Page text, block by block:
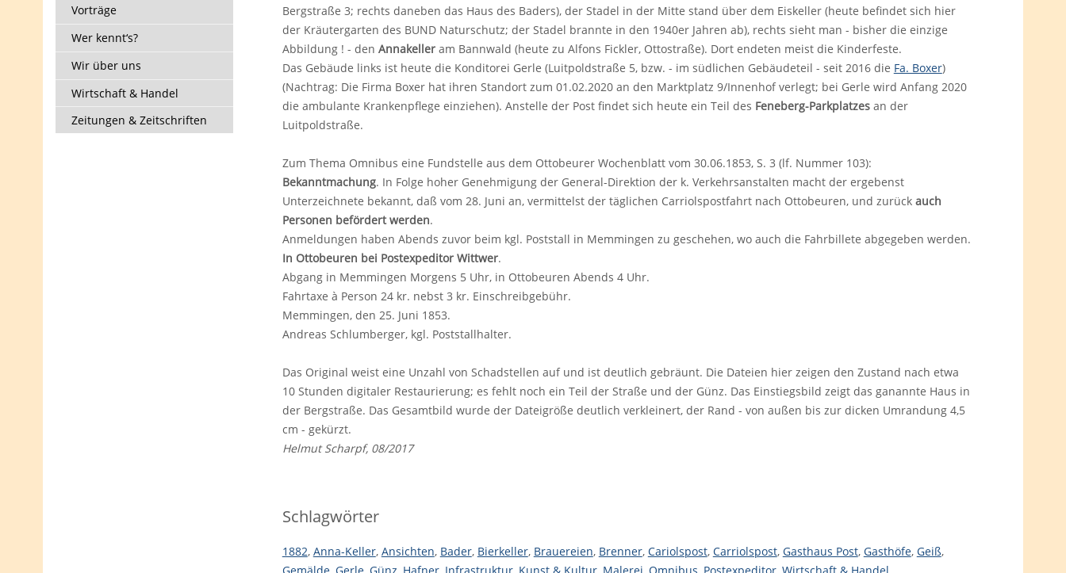
Vorträge
Wer kennt‘s?
Wir über uns
Wirtschaft & Handel
Zeitungen & Zeitschriften
Bergstraße 3; rechts daneben das Haus des Baders), der Stadel in der Mitte stand über dem Eiskeller (heute befindet sich hier
der Kräutergarten des BUND Naturschutz; der Stadel brannte in den 1940er Jahren ab), rechts sieht man - bisher die einzige
Abbildung ! - den Annakelleram Bannwald (heute zu Alfons Fickler, Ottostraße). Dort endeten meist die Kinderfeste.
Das Gebäude links ist heute die Konditorei Gerle (Luitpoldstraße 5, bzw. - im südlichen Gebäudeteil - seit 2016 die Fa. Boxer)
(Nachtrag: Die Firma Boxer hat ihren Standort zum 01.02.2020 an den Marktplatz 9/Innenhof verlegt; bei Gerle wird Anfang 2020
die ambulante Krankenpflege einziehen). Anstelle der Post findet sich heute ein Teil des Feneberg-Parkplatzesan der
Luitpoldstraße.
Zum Thema Omnibus eine Fundstelle aus dem Ottobeurer Wochenblatt vom 30.06.1853, S. 3 (lf. Nummer 103):
Bekanntmachung. In Folge hoher Genehmigung der General-Direktion der k. Verkehrsanstalten macht der ergebenst
Unterzeichnete bekannt, daß vom 28. Juni an, vermittelst der täglichen Carriolspostfahrt nach Ottobeuren, und zurück auch
Personen befördert werden.
Anmeldungen haben Abends zuvor beim kgl. Poststall in Memmingen zu geschehen, wo auch die Fahrbillete abgegeben werden.
In Ottobeuren bei Postexpeditor Wittwer.
Abgang in Memmingen Morgens 5 Uhr, in Ottobeuren Abends 4 Uhr.
Fahrtaxe à Person 24 kr. nebst 3 kr. Einschreibgebühr.
Memmingen, den 25. Juni 1853.
Andreas Schlumberger, kgl. Poststallhalter.
Das Original weist eine Unzahl von Schadstellen auf und ist deutlich gebräunt. Die Dateien hier zeigen den Zustand nach etwa
10 Stunden digitaler Restaurierung; es fehlt noch ein Teil der Straße und der Günz. Das Einstiegsbild zeigt das ganannte Haus in
der Bergstraße. Das Gesamtbild wurde der Dateigröße deutlich verkleinert, der Rand - von außen bis zur dicken Umrandung 4,5
cm - gekürzt.
Helmut Scharpf, 08/2017
Schlagwörter
1882, Anna-Keller, Ansichten, Bader, Bierkeller, Brauereien, Brenner, Cariolspost, Carriolspost, Gasthaus Post, Gasthöfe, Geiß,